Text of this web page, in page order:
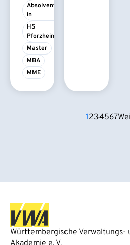
Absolvent/-
in
HS
Pforzheim
Master
MBA
MME
1234567
Württembergische Verwaltungs-